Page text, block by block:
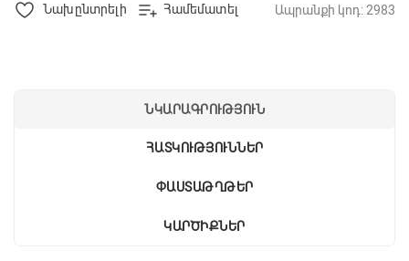
Նախընտրելի Համեմատել Ապրանքի կոդ: 2983
ՆԿԱՐԱԳՐՈՒԹՅՈՒՆ
ՀԱՏԿՈՒԹՅՈՒՆՆԵՐ
ՓԱՍՏԱԹՂԹԵՐ
ԿԱՐԾԻՔՆԵՐ